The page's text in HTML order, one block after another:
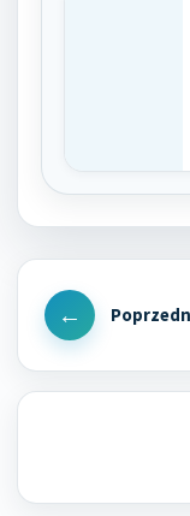
Nawigacja
wpisu
Previous